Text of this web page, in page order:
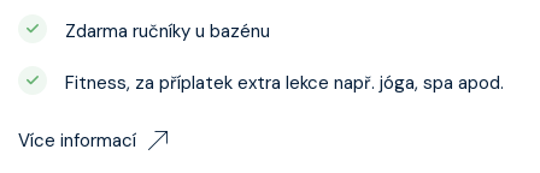
Zdarma ručníky u bazénu
Fitness, za příplatek extra lekce např. jóga, spa apod.
Více informací